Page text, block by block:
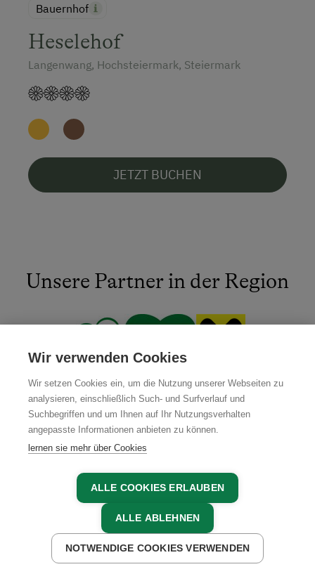
Bauernhof
Heselehof
Langenwang, Hochsteiermark, Steiermark
JETZT BUCHEN
Unsere Partner in der Region
JETZT ANFRAGEN JETZT BUCHEN
Wir verwenden Cookies
Wir setzen Cookies ein, um die Nutzung unserer Webseiten zu
analysieren, einschließlich Such- und Surfverlauf und
Suchbegriffen und um Ihnen auf Ihr Nutzungsverhalten
angepasste Informationen anbieten zu können.
lernen sie mehr über Cookies
ALLE COOKIES ERLAUBEN
ALLE ABLEHNEN
NOTWENDIGE COOKIES VERWENDEN